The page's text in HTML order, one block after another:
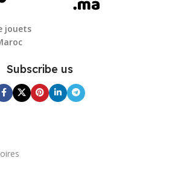
jouets
Subscribe us